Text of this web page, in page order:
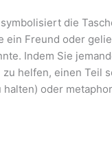
die
ein Freund oder
Indem Sie
helfen, einen Teil
halten) oder